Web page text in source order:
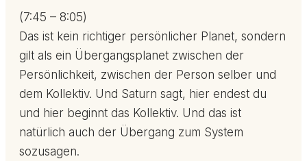
(7:45 – 8:05)
Das ist kein richtiger persönlicher Planet, sondern
gilt als ein Übergangsplanet zwischen der
Persönlichkeit, zwischen der Person selber und
dem Kollektiv. Und Saturn sagt, hier endest du
und hier beginnt das Kollektiv. Und das ist
natürlich auch der Übergang zum System
sozusagen.